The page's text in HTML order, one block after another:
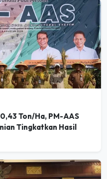
Ton/Ha, PM-AAS
Tingkatkan Hasil